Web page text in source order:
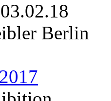
03.02.18
Berlin